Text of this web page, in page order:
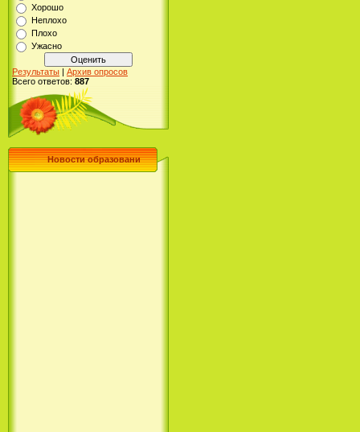
Хорошо
Неплохо
Плохо
Ужасно
Результаты | Архив опросов
Всего ответов: 887
Новости образовани